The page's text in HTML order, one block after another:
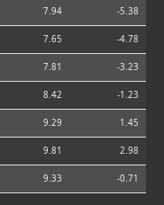
7.94 -5.38
7.65 -4.78
7.81 -3.23
8.42 -1.23
9.29 1.45
9.81 2.98
9.33 -0.71